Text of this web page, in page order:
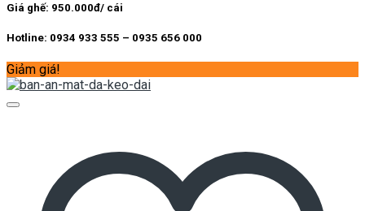
Giá ghế: 950.000đ/ cái
Hotline: 0934 933 555 – 0935 656 000
Giảm giá!